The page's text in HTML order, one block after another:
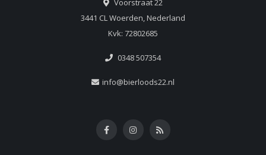
Voorstraat 22
3441 CL Woerden, Nederland
Kvk: 72802685
0348 507354
info@bierloods22.nl